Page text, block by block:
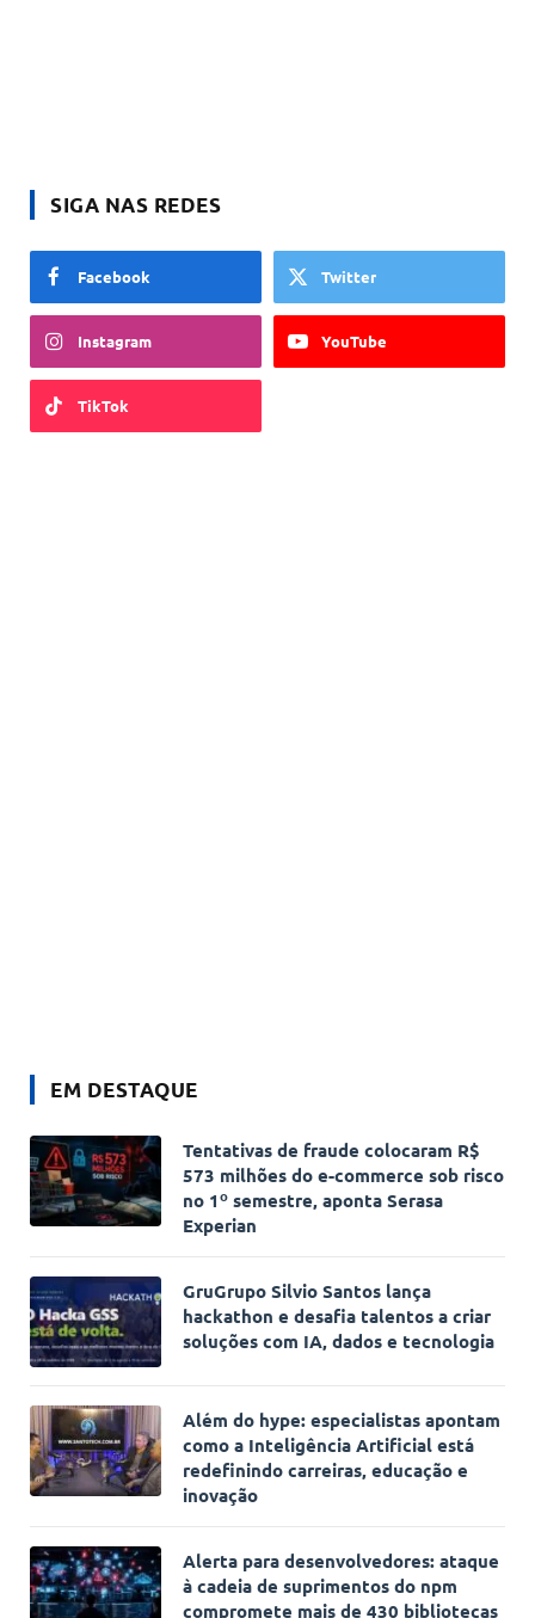
SIGA NAS REDES
Facebook Twitter
Instagram YouTube
TikTok
EM DESTAQUE
Tentativas de fraude colocaram R$
573 milhões do e-commerce sob risco
no 1º semestre, aponta Serasa
Experian
GruGrupo Silvio Santos lança
hackathon e desafia talentos a criar
soluções com IA, dados e tecnologia
Além do hype: especialistas apontam
como a Inteligência Artificial está
redefinindo carreiras, educação e
inovação
Alerta para desenvolvedores: ataque
à cadeia de suprimentos do npm
compromete mais de 430 bibliotecas